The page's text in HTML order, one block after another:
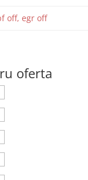
off, egr off
oferta